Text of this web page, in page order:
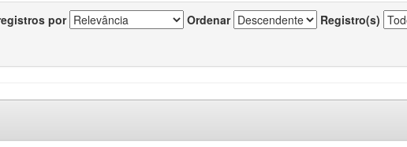
por Ordenar Registro(s)